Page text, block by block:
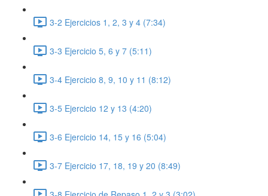
3-2 Ejercicios 1, 2, 3 y 4 (7:34)
3-3 Ejercicio 5, 6 y 7 (5:11)
3-4 Ejercicio 8, 9, 10 y 11 (8:12)
3-5 Ejercicio 12 y 13 (4:20)
3-6 Ejercicio 14, 15 y 16 (5:04)
3-7 Ejercicio 17, 18, 19 y 20 (8:49)